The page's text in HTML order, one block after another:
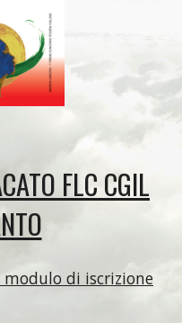
FLC CGIL
di iscrizione